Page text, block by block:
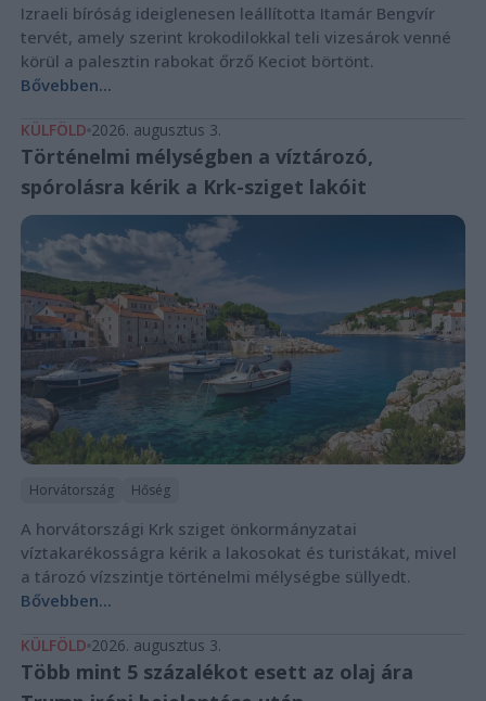
Izraeli bíróság ideiglenesen leállította Itamár Bengvír
tervét, amely szerint krokodilokkal teli vizesárok venné
körül a palesztin rabokat őrző Keciot börtönt.
Bővebben...
KÜLFÖLD 2026. augusztus 3.
Történelmi mélységben a víztározó,
spórolásra kérik a Krk-sziget lakóit
Horvátország Hőség
A horvátországi Krk sziget önkormányzatai
víztakarékosságra kérik a lakosokat és turistákat, mivel
a tározó vízszintje történelmi mélységbe süllyedt.
Bővebben...
KÜLFÖLD 2026. augusztus 3.
Több mint 5 százalékot esett az olaj ára